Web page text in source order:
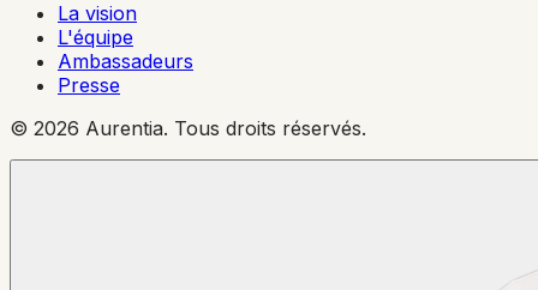
La vision
L'équipe
Ambassadeurs
Presse
© 2026 Aurentia. Tous droits réservés.